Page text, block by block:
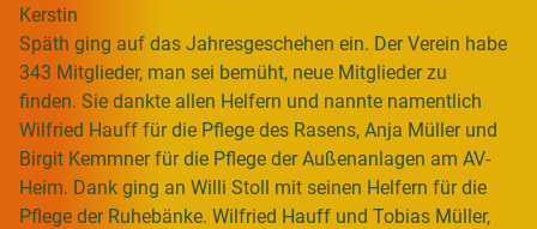
Kerstin
Späth ging auf das Jahresgeschehen ein. Der Verein habe
343 Mitglieder, man sei bemüht, neue Mitglieder zu
finden. Sie dankte allen Helfern und nannte namentlich
Wilfried Hauff für die Pflege des Rasens, Anja Müller und
Birgit Kemmner für die Pflege der Außenanlagen am AV-
Heim. Dank ging an Willi Stoll mit seinen Helfern für die
Pflege der Ruhebänke. Wilfried Hauff und Tobias Müller,